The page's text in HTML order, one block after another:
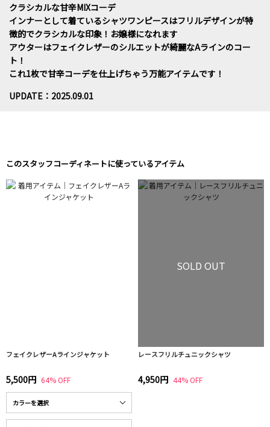
クラシカルな甘辛MIXコーデ
インナーとして着ているシャツワンピースはフリルデザインが特
徴的でクラシカルな印象！お嬢様になれます
アウターはフェイクレザーのシルエットが綺麗なAラインのコー
ト！
これ1枚で甘辛コーデを仕上げちゃう万能アイテムです！
UPDATE：2025.09.01
このスタッフコーディネートに使っているアイテム
フェイクレザーAラインジャケット
5,500円 64% OFF
SOLD OUT
レースフリルチュニックシャツ
4,950円 44% OFF